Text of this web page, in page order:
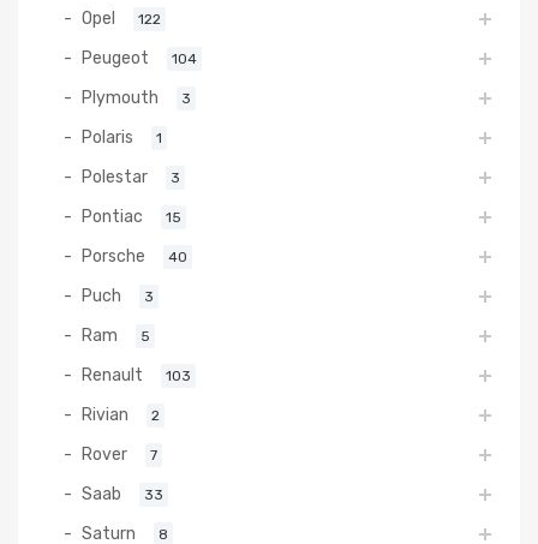
Opel 122
Peugeot 104
Plymouth 3
Polaris 1
Polestar 3
Pontiac 15
Porsche 40
Puch 3
Ram 5
Renault 103
Rivian 2
Rover 7
Saab 33
Saturn 8